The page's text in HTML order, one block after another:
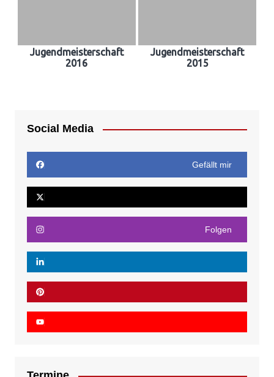
Jugendmeisterschaft
2016
Jugendmeisterschaft
2015
Social Media
Gefällt mir
Folgen